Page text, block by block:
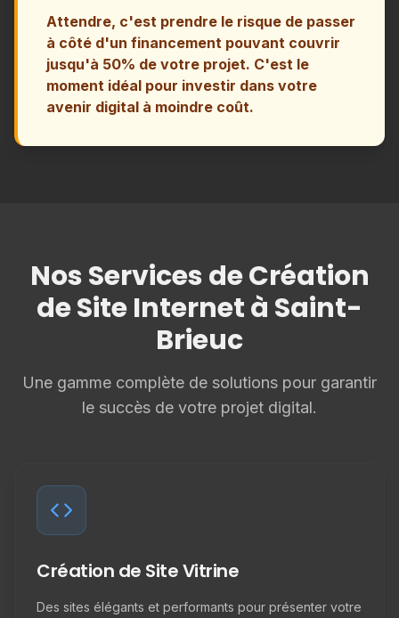
Attendre, c'est prendre le risque de passer
à côté d'un financement pouvant couvrir
jusqu'à 50% de votre projet. C'est le
moment idéal pour investir dans votre
avenir digital à moindre coût.
Nos Services de Création
de Site Internet à Saint-
Brieuc
Une gamme complète de solutions pour garantir
le succès de votre projet digital.
Création de Site Vitrine
Des sites élégants et performants pour présenter votre